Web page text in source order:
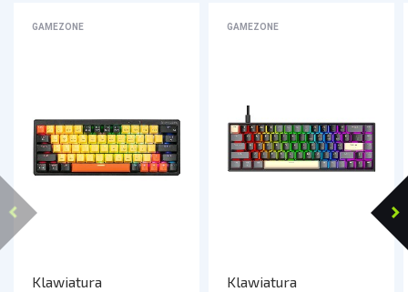
GAMEZONE
Klawiatura
GAMEZONE
Klawiatura